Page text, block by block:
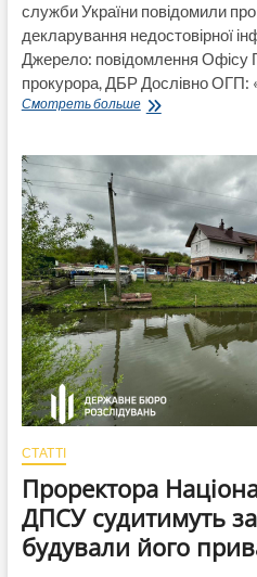
служби України повідомили про
декларування недостовірної
Джерело: повідомлення Офісу
прокурора, ДБР Дослівно ОГП:
Смотреть большеУ
якого
раніше
затримали
за
хабарі,
знайшли
мільйони
недостовірних
доходів
СТАТТІ
Проректора
ДПСУ судитимуть
будували його